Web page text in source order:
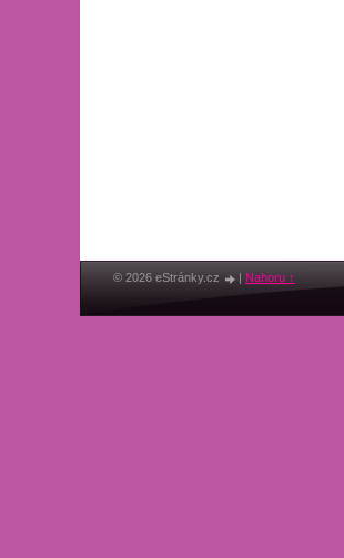
© 2026 eStránky.cz | Nahoru ↑